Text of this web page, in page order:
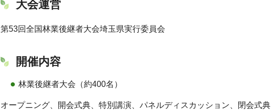
大会運営
第53回全国林業後継者大会埼玉県実行委員会
開催内容
林業後継者大会（約400名）
オープニング、開会式典、特別講演、パネルディスカッション、閉会式典